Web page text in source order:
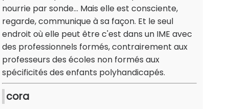
nourrie par sonde... Mais elle est consciente,
regarde, communique à sa façon. Et le seul
endroit où elle peut être c'est dans un IME avec
des professionnels formés, contrairement aux
professeurs des écoles non formés aux
spécificités des enfants polyhandicapés.
cora